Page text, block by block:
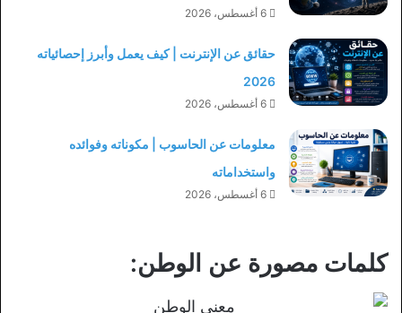
6 أغسطس، 2026
حقائق عن الإنترنت | كيف يعمل وأبرز إحصائياته
2026
6 أغسطس، 2026
معلومات عن الحاسوب | مكوناته وفوائده
واستخداماته
6 أغسطس، 2026
كلمات مصورة عن الوطن: